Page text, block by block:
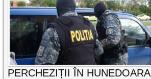
PERCHEZIȚII ÎN HUNEDOARA